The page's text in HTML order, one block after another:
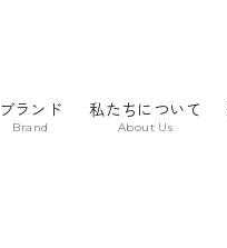
ブランド
Brand
私たちについて
About Us